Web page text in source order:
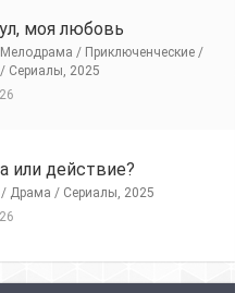
моя любовь
/ Приключенческие /
/ Сериалы, 2025
или действие?
/ Драма / Сериалы, 2025